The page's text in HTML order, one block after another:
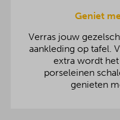
Geniet
Verras jouw
aankleding op tafel.
extra wordt het
porseleinen
genieten